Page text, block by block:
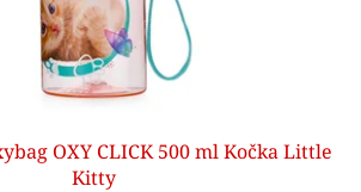
OXY CLICK 500 ml Kočka Little
Kitty